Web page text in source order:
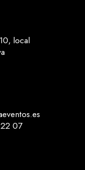
local
07